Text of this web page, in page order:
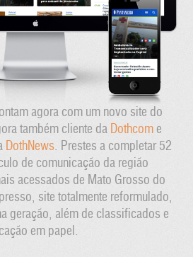
agora com um novo site do
também cliente da Dothcom e
DothNews. Prestes a completar 52
de comunicação da região
acessados de Mato Grosso do
site totalmente reformulado,
geração, além de classificados e
em papel.